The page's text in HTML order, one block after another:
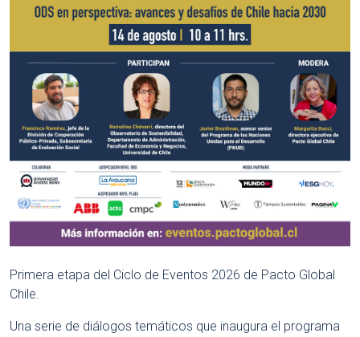
Primera etapa del Ciclo de Eventos 2026 de Pacto Global
Chile.
Una serie de diálogos temáticos que inaugura el programa